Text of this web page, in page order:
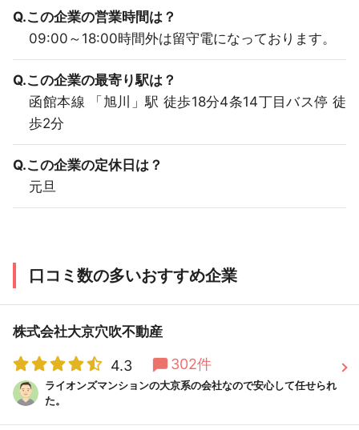
Q.この企業の営業時間は？
09:00～18:00時間外は留守電になっております。
Q.この企業の最寄り駅は？
函館本線 「旭川」駅 徒歩18分4条14丁目バス停 徒
歩2分
Q.この企業の定休日は？
元旦
口コミ数の多いおすすめ企業
株式会社大京穴吹不動産
4.3 302件
ライオンズマンションの大京系の会社なので安心して任せられ
た。